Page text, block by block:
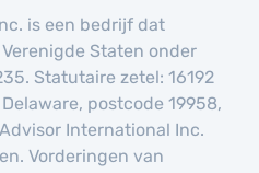
is een bedrijf dat
Staten onder
Statutaire zetel: 16192
postcode 19958,
International Inc.
Vorderingen van